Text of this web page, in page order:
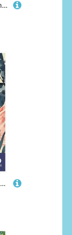
Leopard Puzzle 1000 Teile Schwer Puzzle Spielzeug Pädagogisches Spiel Impossible Herausforderungsspielzeug Für Erwachsene Und Kinder Ab 14 Jahren 38x26cm/1000pcs
Botanik Puzzle 1000 Teile Schwer Puzzle Spielzeug Lernspiel Impossible Herausforderung Spielzeug Für Erwachsene Und Kinder in Bewährter 70x50cm/1000pcs